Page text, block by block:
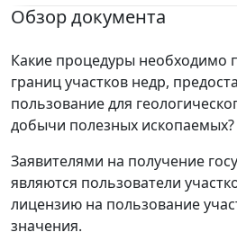
Обзор документа
Какие процедуры необходимо
границ участков недр,
пользование для
добычи полезных ископаемых?
Заявителями на получение
являются пользователи
лицензию на пользование
значения.